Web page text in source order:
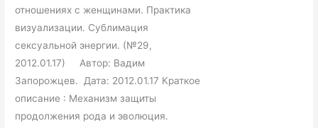
отношениях с женщинами. Практика
визуализации. Сублимация
сексуальной энергии. (№29,
2012.01.17) Автор: Вадим
Запорожцев. Дата: 2012.01.17 Краткое
описание : Механизм защиты
продолжения рода и эволюция.